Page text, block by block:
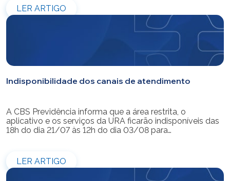
eficiência e transparência os recursos dos nossos mais
de 39 mil participantes. Temos […]
LER ARTIGO
Indisponibilidade dos canais de atendimento
A CBS Previdência informa que a área restrita, o
aplicativo e os serviços da URA ficarão indisponíveis das
18h do dia 21/07 às 12h do dia 03/08 para
entre os dias 22/07 e 31/07. Reforçamos que as
simulações e contratações de empréstimos […]
LER ARTIGO